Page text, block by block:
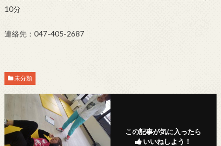
10分
連絡先：047-405-2687
未分類
この記事が気に入ったら
いいねしよう！